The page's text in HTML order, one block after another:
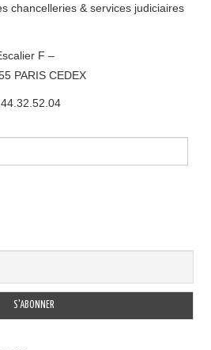
chancelleries & services judiciaires
F –
PARIS CEDEX